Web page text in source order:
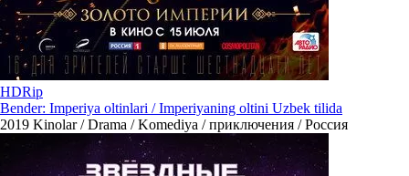
HDRip
Bender: Imperiya oltinlari / Imperiyaning oltini Uzbek tilida
2019 Kinolar / Drama / Komediya / приключения / Россия